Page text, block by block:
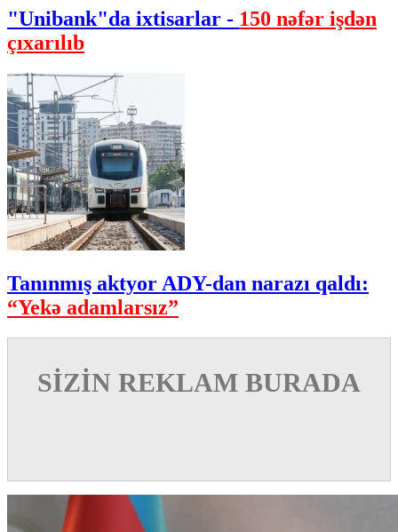
"Unibank"da ixtisarlar - 150 nəfər işdən
çıxarılıb
Tanınmış aktyor ADY-dan narazı qaldı:
“Yekə adamlarsız”
SİZİN REKLAM BURADA